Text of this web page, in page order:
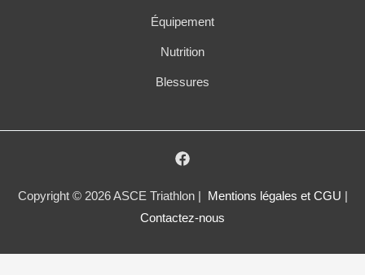
Équipement
Nutrition
Blessures
Copyright © 2026 ASCE Triathlon | Mentions légales et CGU
Contactez-nous